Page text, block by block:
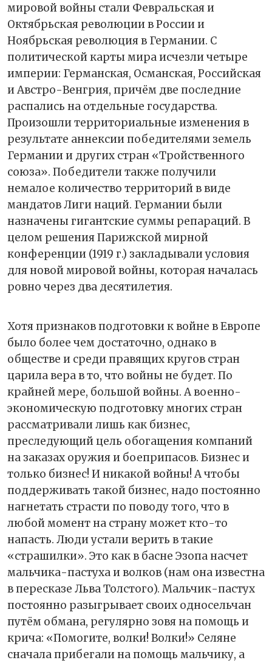
мировой войны стали Февральская и
Октябрьская революции в России и
Ноябрьская революция в Германии. С
политической карты мира исчезли четыре
империи: Германская, Османская, Российская
и Австро-Венгрия, причём две последние
распались на отдельные государства.
Произошли территориальные изменения в
результате аннексии победителями земель
Германии и других стран «Тройственного
союза». Победители также получили
немалое количество территорий в виде
мандатов Лиги наций. Германии были
назначены гигантские суммы репараций. В
целом решения Парижской мирной
конференции (1919 г.) закладывали условия
для новой мировой войны, которая началась
ровно через два десятилетия.
Хотя признаков подготовки к войне в Европе
было более чем достаточно, однако в
обществе и среди правящих кругов стран
царила вера в то, что войны не будет. По
крайней мере, большой войны. А военно-
экономическую подготовку многих стран
рассматривали лишь как бизнес,
преследующий цель обогащения компаний
на заказах оружия и боеприпасов. Бизнес и
только бизнес! И никакой войны! А чтобы
поддерживать такой бизнес, надо постоянно
нагнетать страсти по поводу того, что в
любой момент на страну может кто-то
напасть. Люди устали верить в такие
«страшилки». Это как в басне Эзопа насчет
мальчика-пастуха и волков (нам она известна
в пересказе Льва Толстого). Мальчик-пастух
постоянно разыгрывает своих односельчан
путём обмана, регулярно зовя на помощь и
крича: «Помогите, волки! Волки!» Селяне
сначала прибегали на помощь мальчику, а